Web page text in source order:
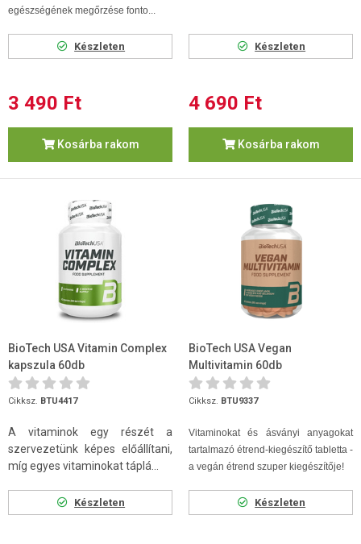
egészségének megőrzése fonto...
Készleten
3 490 Ft
Kosárba rakom
Készleten
4 690 Ft
Kosárba rakom
BioTech USA Vitamin Complex
kapszula 60db
Cikksz. BTU4417
A vitaminok egy részét a
szervezetünk képes előállítani,
míg egyes vitaminokat táplá...
Készleten
BioTech USA Vegan
Multivitamin 60db
Cikksz. BTU9337
Vitaminokat és ásványi anyagokat
tartalmazó étrend-kiegészítő tabletta -
a vegán étrend szuper kiegészítője!
Készleten